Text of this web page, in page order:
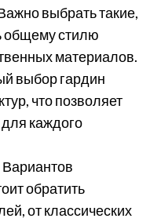
выбрать такие,
общему стилю
материалов.
выбор гардин
что позволяет
каждого
обратить
от классических